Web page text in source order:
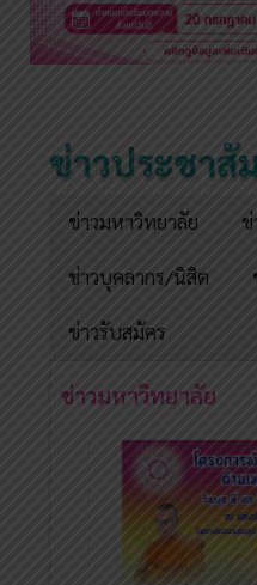
ข่าวประชาสั
ข่าวมหาวิทยาลัย
ข่าวบุคลากร/นิสิต
ข่าวรับสมัคร
ข่าวมหาวิทยาลัย